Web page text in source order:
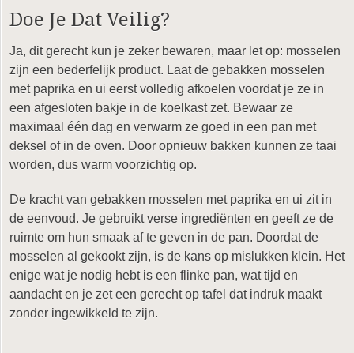
Doe Je Dat Veilig?
Ja, dit gerecht kun je zeker bewaren, maar let op: mosselen
zijn een bederfelijk product. Laat de gebakken mosselen
met paprika en ui eerst volledig afkoelen voordat je ze in
een afgesloten bakje in de koelkast zet. Bewaar ze
maximaal één dag en verwarm ze goed in een pan met
deksel of in de oven. Door opnieuw bakken kunnen ze taai
worden, dus warm voorzichtig op.
De kracht van gebakken mosselen met paprika en ui zit in
de eenvoud. Je gebruikt verse ingrediënten en geeft ze de
ruimte om hun smaak af te geven in de pan. Doordat de
mosselen al gekookt zijn, is de kans op mislukken klein. Het
enige wat je nodig hebt is een flinke pan, wat tijd en
aandacht en je zet een gerecht op tafel dat indruk maakt
zonder ingewikkeld te zijn.